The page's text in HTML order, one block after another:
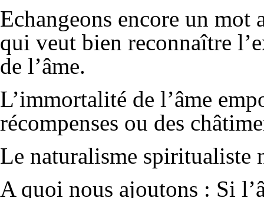
Echangeons encore un
qui veut bien reconnaître
de l’âme.
L’immortalité de l’âme
récompenses ou des
Le naturalisme spiritualiste
A quoi nous ajoutons : Si